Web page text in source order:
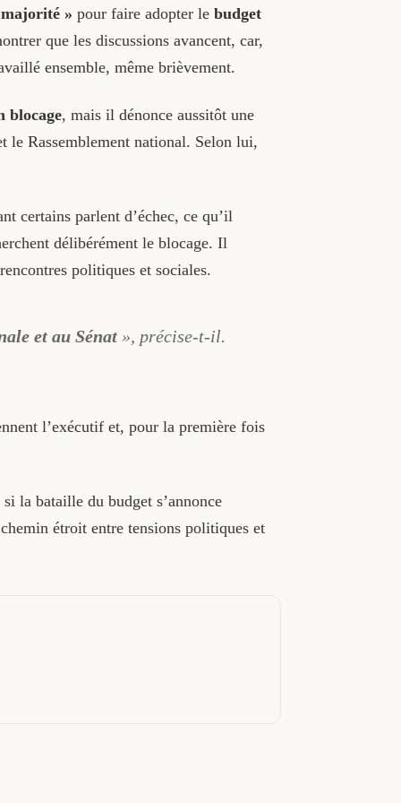
» pour faire adopter le budget
que les discussions avancent, car,
ensemble, même brièvement.
blocage, mais il dénonce aussitôt une
le Rassemblement national. Selon lui,
certains parlent d’échec, ce qu’il
délibérément le blocage. Il
politiques et sociales.
et au Sénat », précise-t-il.
l’exécutif et, pour la première fois
la bataille du budget s’annonce
étroit entre tensions politiques et